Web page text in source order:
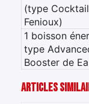
(type
Fenioux)
1 boisson
type
Booster de
Articles